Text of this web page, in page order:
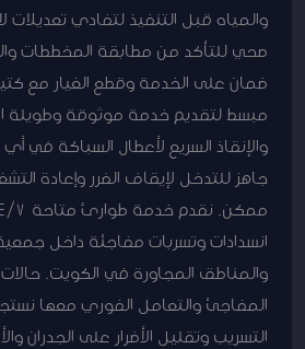
والمياه قبل التنفيذ لتفادي
صحي للتأكد من مطابقة المخططات
ضمان على الخدمة وقطع الغيار مع
مبسط لتقديم خدمة موثوقة وطويلة
والإنقاذ السريع لأعطال السباكة في
جاهز للتدخل لإيقاف الضرر وإعادة
انسدادات وتسربات مفاجئة داخل
والمناطق المجاورة في الكويت. حالات
المفاجئ والتعامل الفوري معها
التسريب وتقليل الأضرار على الجدران